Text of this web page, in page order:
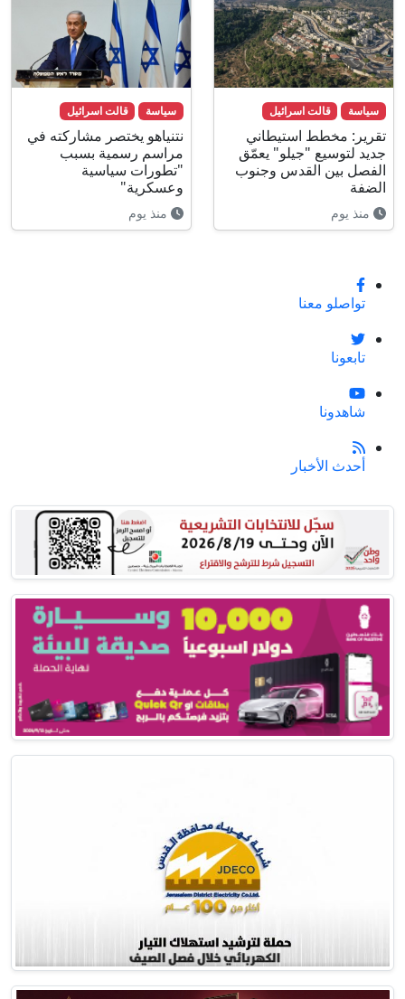
سياسة قالت اسرائيل
تقرير: مخطط استيطاني
جديد لتوسيع "جيلو" يعمّق
الفصل بين القدس وجنوب
الضفة
منذ يوم
سياسة قالت اسرائيل
نتنياهو يختصر مشاركته في
مراسم رسمية بسبب
"تطورات سياسية
وعسكرية"
منذ يوم
تواصلو معنا
تابعونا
شاهدونا
أحدث الأخبار